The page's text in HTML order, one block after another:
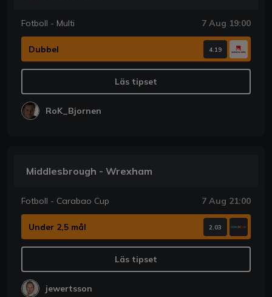
Fotboll - Multi 7 Aug 19:00
Dubbel 4.19
Läs tipset
RoK_Bjornen
Middlesbrough - Wrexham
Fotboll - Carabao Cup 7 Aug 21:00
Under 2,5 mål 2.03
Läs tipset
jewertsson